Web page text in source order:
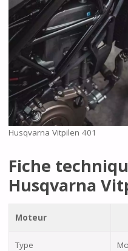
Husqvarna Vitpilen 401
Fiche
Husqvarna
Moteur
Type